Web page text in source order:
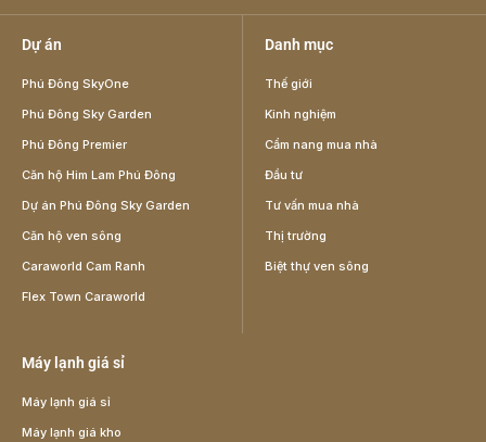
Dự án
Phú Đông SkyOne
Phú Đông Sky Garden
Phú Đông Premier
Căn hộ Him Lam Phú Đông
Dự án Phú Đông Sky Garden
Căn hộ ven sông
Caraworld Cam Ranh
Flex Town Caraworld
Danh mục
Thế giới
Kinh nghiệm
Cẩm nang mua nhà
Đầu tư
Tư vấn mua nhà
Thị trường
Biệt thự ven sông
Máy lạnh giá sỉ
Máy lạnh giá sỉ
Máy lạnh giá kho